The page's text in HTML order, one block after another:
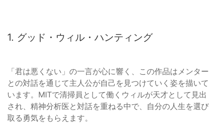
1. グッド・ウィル・ハンティング
「君は悪くない」の一言が心に響く、この作品はメンター
との対話を通じて主人公が自己を見つけていく姿を描いて
います。MITで清掃員として働くウィルが天才として見出
され、精神分析医と対話を重ねる中で、自分の人生を選び
取る勇気をもらえます。